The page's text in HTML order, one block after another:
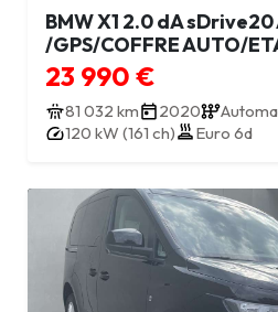
BMW X1 2.0 dA
/GPS/COFFRE AUTO/
23 990 €
81 032 km 2020
120 kW (161 ch)
Euro 6d